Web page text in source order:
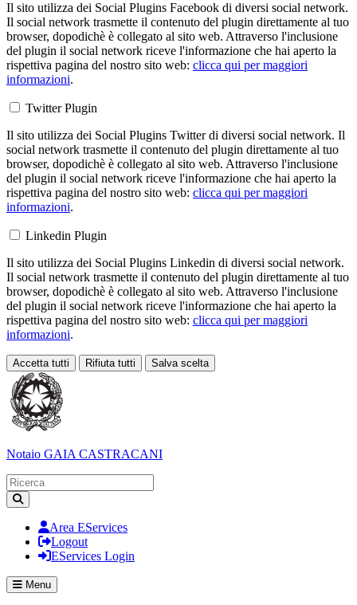
Il sito utilizza dei Social Plugins Facebook di diversi social network.
Il social network trasmette il contenuto del plugin direttamente al tuo
browser, dopodichè è collegato al sito web. Attraverso l'inclusione
del plugin il social network riceve l'informazione che hai aperto la
rispettiva pagina del nostro sito web: clicca qui per maggiori
informazioni.
Twitter Plugin
Il sito utilizza dei Social Plugins Twitter di diversi social network. Il
social network trasmette il contenuto del plugin direttamente al tuo
browser, dopodichè è collegato al sito web. Attraverso l'inclusione
del plugin il social network riceve l'informazione che hai aperto la
rispettiva pagina del nostro sito web: clicca qui per maggiori
informazioni.
Linkedin Plugin
Il sito utilizza dei Social Plugins Linkedin di diversi social network.
Il social network trasmette il contenuto del plugin direttamente al tuo
browser, dopodichè è collegato al sito web. Attraverso l'inclusione
del plugin il social network riceve l'informazione che hai aperto la
rispettiva pagina del nostro sito web: clicca qui per maggiori
informazioni.
Accetta tutti Rifiuta tutti Salva scelta
Loading...
Notaio GAIA CASTRACANI
Area EServices
Logout
EServices Login
Menu